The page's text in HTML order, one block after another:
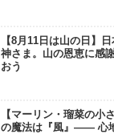
【8月11日は山の日】
神さま。山の恩恵に感
おう
【マーリン・瑠菜の小
の魔法は『風』―― 心